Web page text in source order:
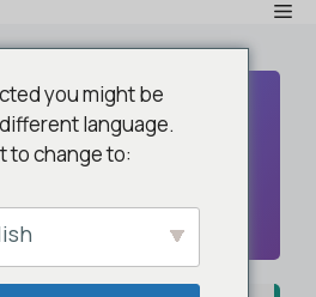
страницы
загрузка в формате
you might be
language.
to change to: